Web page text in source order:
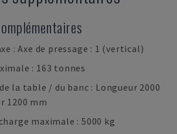
: Axe de pressage : 1 (vertical)
: 163 tonnes
la table / du banc : Longueur 2000
1200 mm
maximale : 5000 kg